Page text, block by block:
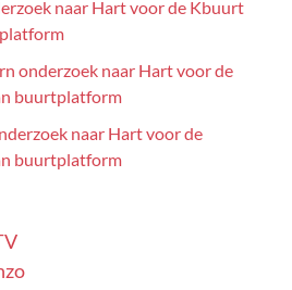
naar Hart voor de Kbuurt
onderzoek naar Hart voor de
buurtplatform
naar Hart voor de
buurtplatform